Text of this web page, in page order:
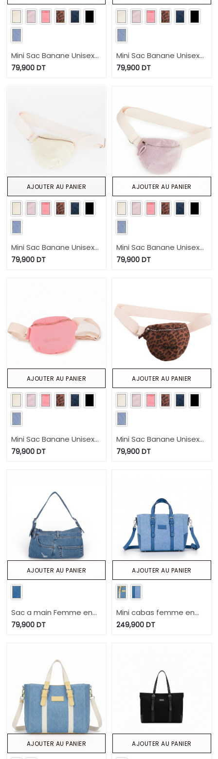
Mini Sac Banane Unisexe
en jeans
79,900DT
Mini Sac Banane Unisexe
en jeans
79,900 DT
Mini Sac Banane Unisexe
en jeans
79,900DT
AJOUTER AU PANIER
Mini Sac Banane Unisexe
en jeans
79,900 DT
AJOUTER AU PANIER
Mini Sac Banane Unisexe
en jeans
79,900DT
AJOUTER AU PANIER
Mini Sac Banane Unisexe
en jeans
79,900 DT
AJOUTER AU PANIER
Sac a main Femme en
jeans
79,900DT
AJOUTER AU PANIER
Mini cabas femme en
jeans et cuir
249,900 DT
AJOUTER AU PANIER
AJOUTER AU PANIER AJOUTER AU PANIER